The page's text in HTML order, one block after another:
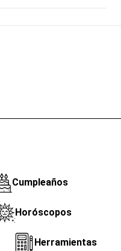
Cumpleaños
Horóscopos
Herramientas